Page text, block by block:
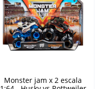
Monster jam x 2 escala